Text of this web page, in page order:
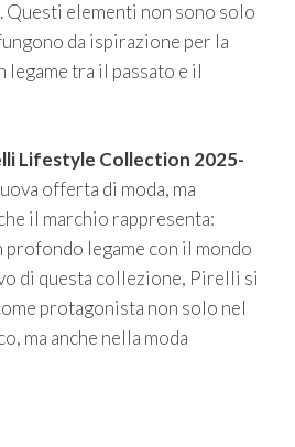
. Questi elementi non sono solo
da ispirazione per la
legame tra il passato e il
Lifestyle Collection 2025-
offerta di moda, ma
il marchio rappresenta:
profondo legame con il mondo
di questa collezione, Pirelli si
protagonista non solo nel
ma anche nella moda